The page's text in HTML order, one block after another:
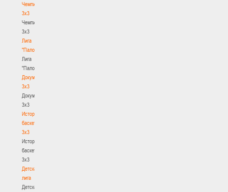
Чемпионат
3х3
Чемпионат
3х3
Лига
"Палова"
Лига
"Палова"
Документы
3х3
Документы
3х3
История
баскетбола
3х3
История
баскетбола
3х3
Детская
лига
Детская